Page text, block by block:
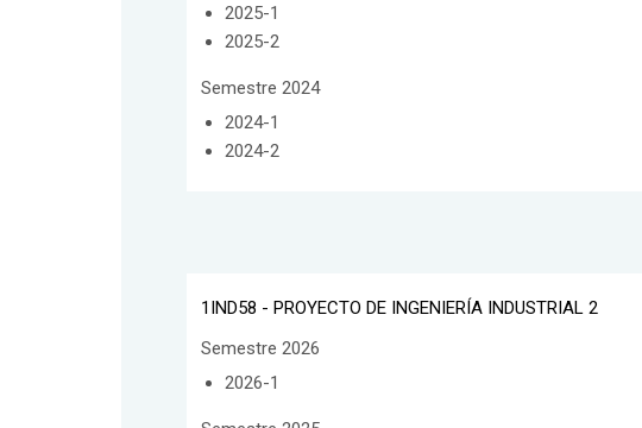
2025-1
2025-2
Semestre 2024
2024-1
2024-2
1IND58 - PROYECTO DE INGENIERÍA INDUSTRIAL 2
Semestre 2026
2026-1